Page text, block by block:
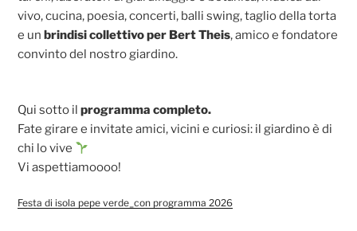
vivo, cucina, poesia, concerti, balli swing, taglio della torta
e unbrindisi collettivo per Bert Theis, amico e fondatore
convinto del nostro giardino.
Qui sotto ilprogramma completo.
Fate girare e invitate amici, vicini e curiosi: il giardino è di
chi lo vive
Vi aspettiamoooo!
Festa di isola pepe verde_con programma 2026